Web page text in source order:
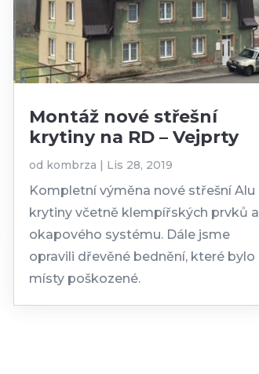
Montáž nové střešní
krytiny na RD – Vejprty
od kombrza | Lis 28, 2019
Kompletní výměna nové střešní Alu
krytiny včetně klempířských prvků a
okapového systému. Dále jsme
opravili dřevěné bednění, které bylo
místy poškozené.